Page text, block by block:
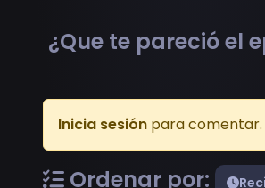
¿Que te pareció el
Inicia sesión para comentar.
Ordenar por: